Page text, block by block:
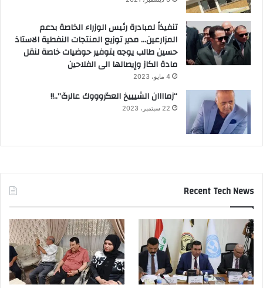
تنفيذاً لمبادرة رئيس الوزراء الخاصة بدعم
المزارعين… مدير توزيع المنتجات النفطية الاستاذ
حسين طالب يوجه بتوفير حوضيات خاصة لنقل
مادة الكاز وإيصالها الى الفلاحين
4 مايو، 2023
“زماااان الشيييخ العگروووك عالرگ”..!!
22 سبتمبر، 2023
Recent Tech News